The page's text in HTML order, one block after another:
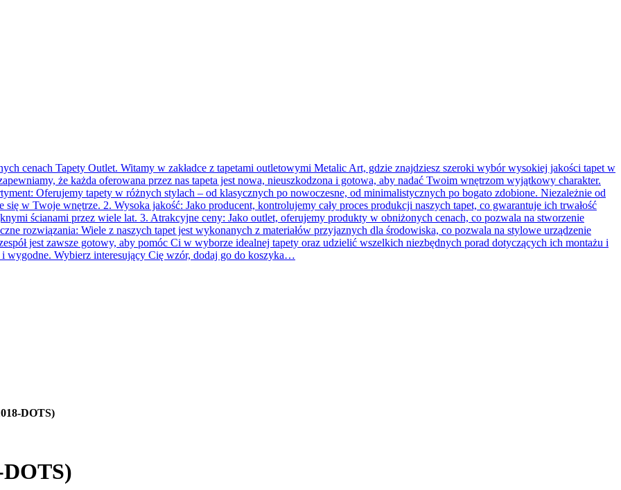
cenach Tapety Outlet. Witamy w zakładce z tapetami outletowymi Metalic Art, gdzie znajdziesz szeroki wybór wysokiej jakości tapet w
że każda oferowana przez nas tapeta jest nowa, nieuszkodzona i gotowa, aby nadać Twoim wnętrzom wyjątkowy charakter.
Oferujemy tapety w różnych stylach – od klasycznych po nowoczesne, od minimalistycznych po bogato zdobione. Niezależnie od
w Twoje wnętrze. 2. Wysoka jakość: Jako producent, kontrolujemy cały proces produkcji naszych tapet, co gwarantuje ich trwałość
ścianami przez wiele lat. 3. Atrakcyjne ceny: Jako outlet, oferujemy produkty w obniżonych cenach, co pozwala na stworzenie
rozwiązania: Wiele z naszych tapet jest wykonanych z materiałów przyjaznych dla środowiska, co pozwala na stylowe urządzenie
jest zawsze gotowy, aby pomóc Ci w wyborze idealnej tapety oraz udzielić wszelkich niezbędnych porad dotyczących ich montażu i
wygodne. Wybierz interesujący Cię wzór, dodaj go do koszyka…
DOTS)